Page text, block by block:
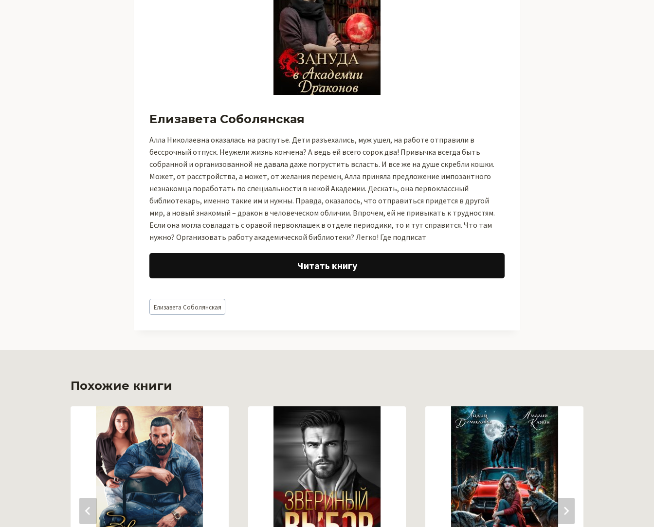
Елизавета Соболянская
Алла Николаевна оказалась на распутье. Дети разъехались, муж ушел, на работе отправили в
бессрочный отпуск. Неужели жизнь кончена? А ведь ей всего сорок два! Привычка всегда быть
собранной и организованной не давала даже погрустить всласть. И все же на душе скребли кошки.
Может, от расстройства, а может, от желания перемен, Алла приняла предложение импозантного
незнакомца поработать по специальности в некой Академии. Дескать, она первоклассный
библиотекарь, именно такие им и нужны. Правда, оказалось, что отправиться придется в другой
мир, а новый знакомый – дракон в человеческом обличии. Впрочем, ей не привыкать к трудностям.
Если она могла совладать с оравой первоклашек в отделе периодики, то и тут справится. Что там
нужно? Организовать работу академической библиотеки? Легко! Где подписат
Читать книгу
Метки
записи:
Елизавета Соболянская
Похожие книги